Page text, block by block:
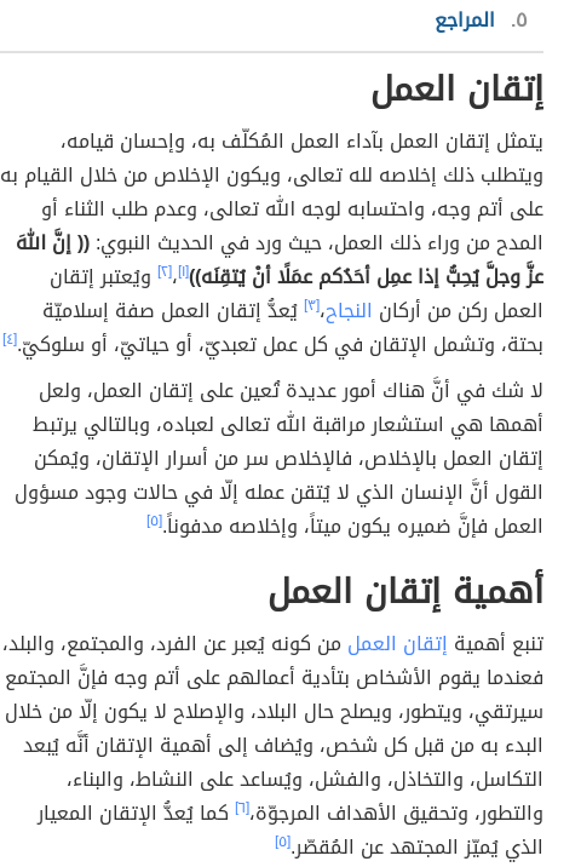
٥ المراجع
إتقان العمل
يتمثل إتقان العمل بآداء العمل المُكلّف به، وإحسان قيامه،
ويتطلب ذلك إخلاصه لله تعالى، ويكون الإخلاص من خلال القيام به
على أتم وجه، واحتسابه لوجه الله تعالى، وعدم طلب الثناء أو
المدح من وراء ذلك العمل، حيث ورد في الحديث النبوي:(( إنَّ اللهَ
عزَّ وجلَّ يُحِبُّ إذا عمِل أحَدُكم عمَلًا أنْ يُتقِنَه))[١] ،[٢]
ويُعتبر إتقان
العمل ركن من أركان النجاح،[٣]
يُعدُّ إتقان العمل صفة إسلاميّة
بحتة، وتشمل الإتقان في كل عمل تعبديّ، أو حياتيّ، أو سلوكيّ.[٤]
لا شك في أنَّ هناك أمور عديدة تُعين على إتقان العمل، ولعل
أهمها هي استشعار مراقبة الله تعالى لعباده، وبالتالي يرتبط
إتقان العمل بالإخلاص، فالإخلاص سر من أسرار الإتقان، ويُمكن
القول أنَّ الإنسان الذي لا يُتقن عمله إلّا في حالات وجود مسؤول
العمل فإنَّ ضميره يكون ميتاً، وإخلاصه مدفوناً.[٥]
أهمية إتقان العمل
تنبع أهمية إتقان العمل من كونه يُعبر عن الفرد، والمجتمع، والبلد،
فعندما يقوم الأشخاص بتأدية أعمالهم على أتم وجه فإنَّ المجتمع
سيرتقي، ويتطور، ويصلح حال البلاد، والإصلاح لا يكون إلّا من خلال
البدء به من قبل كل شخص، ويُضاف إلى أهمية الإتقان أنَّه يُبعد
التكاسل، والتخاذل، والفشل، ويُساعد على النشاط، والبناء،
والتطور، وتحقيق الأهداف المرجوّة،[٦]
كما يُعدُّ الإتقان المعيار
الذي يُميّز المجتهد عن المُقصّر.[٥]